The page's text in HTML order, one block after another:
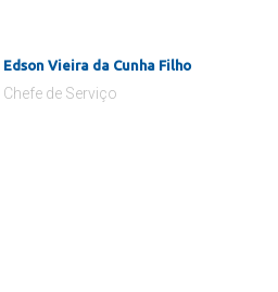
Edson Vieira da Cunha Filho
Chefe de Serviço